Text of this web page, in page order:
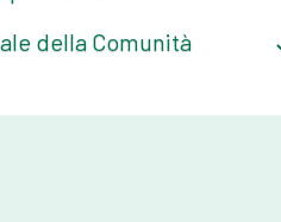
della Comunità